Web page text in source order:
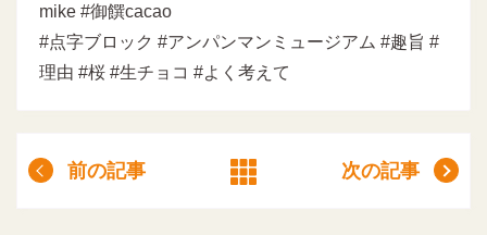
mike #御饌cacao
#点字ブロック #アンパンマンミュージアム #趣旨 #
理由 #桜 #生チョコ #よく考えて
前の記事 次の記事